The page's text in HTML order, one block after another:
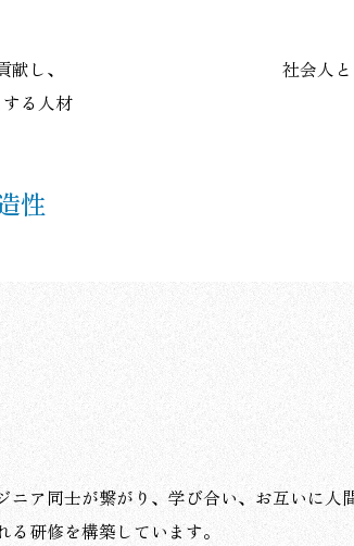
し、
る人材
性
社会人
ア同士が繋がり、学び合い、お互いに人
研修を構築しています。